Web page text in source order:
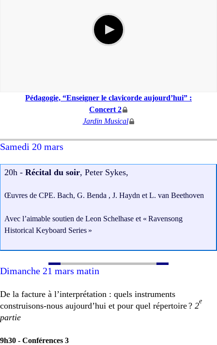
Pédagogie, “Enseigner le clavicorde aujourd’hui” :
Concert 2
Jardin Musical
Samedi 20 mars
20h - Récital du soir, Peter Sykes,
Œuvres de CPE. Bach, G. Benda , J. Haydn et L. van Beethoven
Avec l’aimable soutien de Leon Schelhase et « Ravensong
Historical Keyboard Series »
Dimanche 21 mars matin
De la facture à l’interprétation : quels instruments
construisons-nous aujourd’hui et pour quel répertoire ? 2e
partie
9h30 - Conférences 3